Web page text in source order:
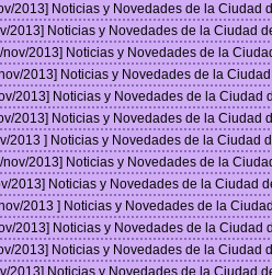
2013] Noticias y Novedades de la Ciudad
2013] Noticias y Novedades de la Ciudad
nov/2013] Noticias y Novedades de la
2013] Noticias y Novedades de la
2013] Noticias y Novedades de la Ciudad
2013] Noticias y Novedades de la Ciudad
2013 ] Noticias y Novedades de la Ciudad
nov/2013] Noticias y Novedades de la
2013] Noticias y Novedades de la Ciudad
2013 ] Noticias y Novedades de la
2013] Noticias y Novedades de la Ciudad
2013] Noticias y Novedades de la Ciudad
2013] Noticias y Novedades de la Ciudad